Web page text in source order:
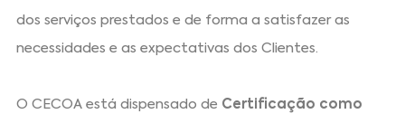
dos serviços prestados e de forma a satisfazer as
necessidades e as expectativas dos Clientes.
O CECOA está dispensado de Certificação como